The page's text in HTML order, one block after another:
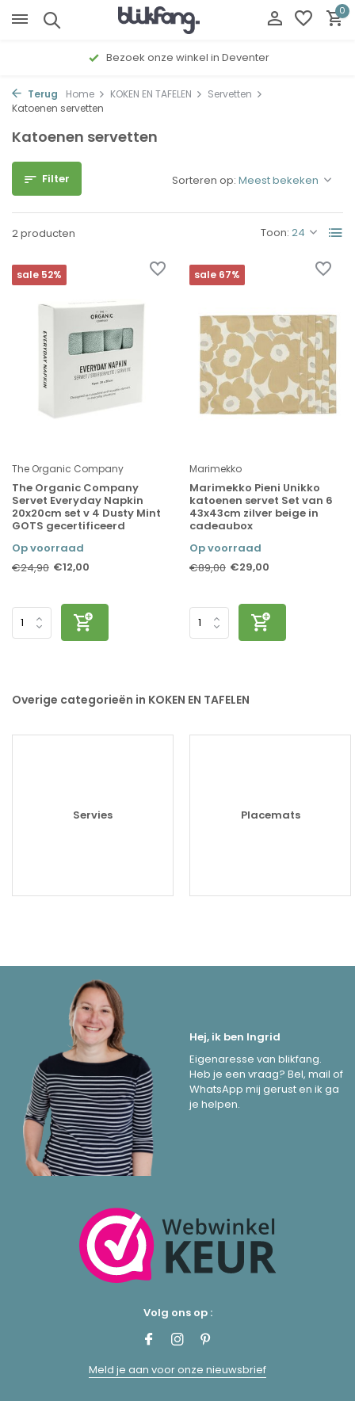
0
Bezoek onze winkel in Deventer
Terug Home KOKEN EN TAFELEN
Servetten
Katoenen servetten
Katoenen servetten
Filter
2 producten Toon:
Sorteren op:
sale 52%
The Organic Company
The Organic Company
Servet Everyday Napkin
20x20cm set v 4 Dusty Mint
GOTS gecertificeerd
Op voorraad
€24,90 €12,00
sale 67%
Marimekko
Marimekko Pieni Unikko
katoenen servet Set van 6
43x43cm zilver beige in
cadeaubox
Op voorraad
€89,00 €29,00
Overige categorieën in KOKEN EN TAFELEN
Servies Placemats
Hej, ik ben Ingrid
Eigenaresse van blikfang.
Heb je een vraag? Bel, mail of
WhatsApp mij gerust en ik ga
je helpen.
Volg ons op :
Meld je aan voor onze nieuwsbrief